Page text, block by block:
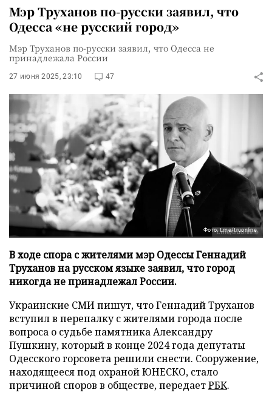
Мэр Труханов по-русски заявил, что
Одесса «не русский город»
Мэр Труханов по-русски заявил, что Одесса не
принадлежала России
27 июня 2025, 23:10 47
Фото: t.me/truonline
В ходе спора с жителями мэр Одессы Геннадий
Труханов на русском языке заявил, что город
никогда не принадлежал России.
Украинские СМИ пишут, что Геннадий Труханов
вступил в перепалку с жителями города после
вопроса о судьбе памятника Александру
Пушкину, который в конце 2024 года депутаты
Одесского горсовета решили снести. Сооружение,
находящееся под охраной ЮНЕСКО, стало
причиной споров в обществе, передаетРБК.